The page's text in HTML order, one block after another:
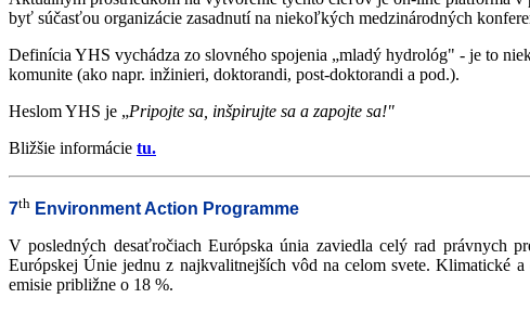
byť súčasťou organizácie zasadnutí na niekoľkých medzinárodných
Definícia YHS vychádza zo slovného spojenia „mladý hydrológ" - je to
komunite (ako napr. inžinieri, doktorandi, post-doktorandi a pod.).
Heslom YHS je „Pripojte sa, inšpirujte sa a zapojte sa!"
Bližšie informácie tu.
7th Environment Action Programme
V posledných desaťročiach Európska únia zaviedla celý rad právnych
Európskej Únie jednu z najkvalitnejších vôd na celom svete. Klimatické
emisie približne o 18 %.